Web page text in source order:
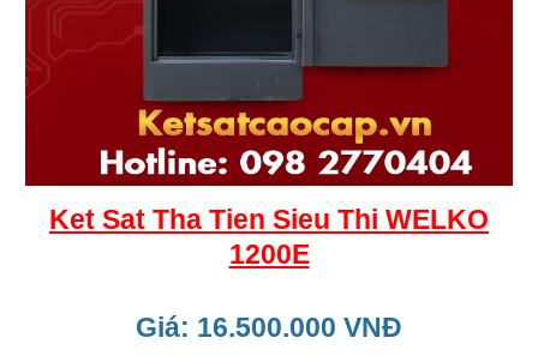
Ket Sat Tha Tien Sieu Thi WELKO
1200E
Giá: 16.500.000 VNĐ